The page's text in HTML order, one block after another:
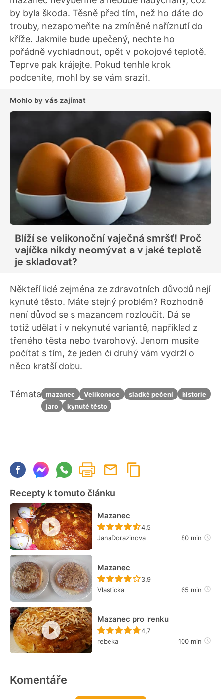
by byla škoda. Těsně před tím, než ho dáte do
trouby, nezapomeňte na zmíněné naříznutí do
kříže. Jakmile bude upečený, nechte ho
pořádně vychladnout, opět v pokojové teplotě.
Teprve pak krájejte. Pokud tenhle krok
podceníte, mohl by se vám srazit.
Mohlo by vás zajímat
Blíží se velikonoční vaječná smršť! Proč
vajíčka nikdy neomývat a v jaké teplotě
je skladovat?
Někteří lidé zejména ze zdravotních důvodů nejí
kynuté těsto. Máte stejný problém? Rozhodně
není důvod se s mazancem rozloučit. Dá se
totiž udělat i v nekynuté variantě, například z
třeného těsta nebo tvarohový. Jenom musíte
počítat s tím, že jeden či druhý vám vydrží o
něco kratší dobu.
Témata mazanec Velikonoce sladké pečení
historie
jaro
kynuté těsto
Recepty k tomuto článku
Mazanec
Recept ještě nebyl
4,5
JanaDorazinova
80 min
Mazanec
Recept ještě nebyl
3,9
Vlasticka
65 min
Mazanec pro Irenku
Recept ještě nebyl
4,7
rebeka
100 min
Komentáře